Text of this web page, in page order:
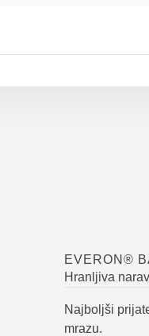
EVERON®
Hranljiva
Najboljši
mrazu.